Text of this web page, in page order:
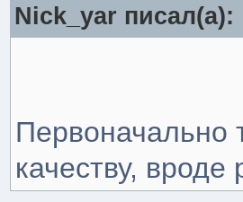
Nick_yar писал(a):
Первоначально
качеству, вроде